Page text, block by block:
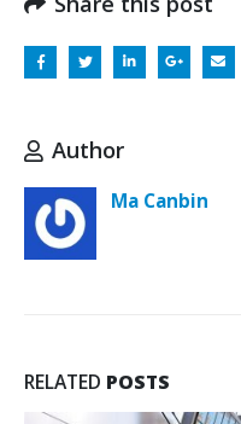
Author
Ma Canbin
RELATED POSTS